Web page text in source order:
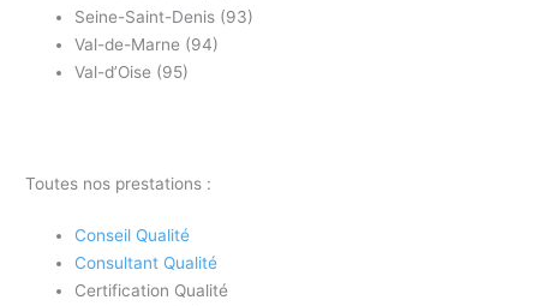
Seine-Saint-Denis (93)
Val-de-Marne (94)
Val-d’Oise (95)
Toutes nos prestations :
Conseil Qualité
Consultant Qualité
Certification Qualité